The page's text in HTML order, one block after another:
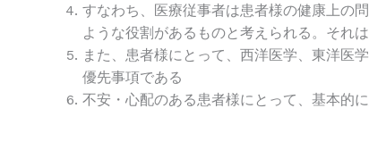
すなわち、医療従事者は患者様の健康上の
ような役割があるものと考えられる。それ
また、患者様にとって、西洋医学、東洋医
優先事項である
不安・心配のある患者様にとって、基本的